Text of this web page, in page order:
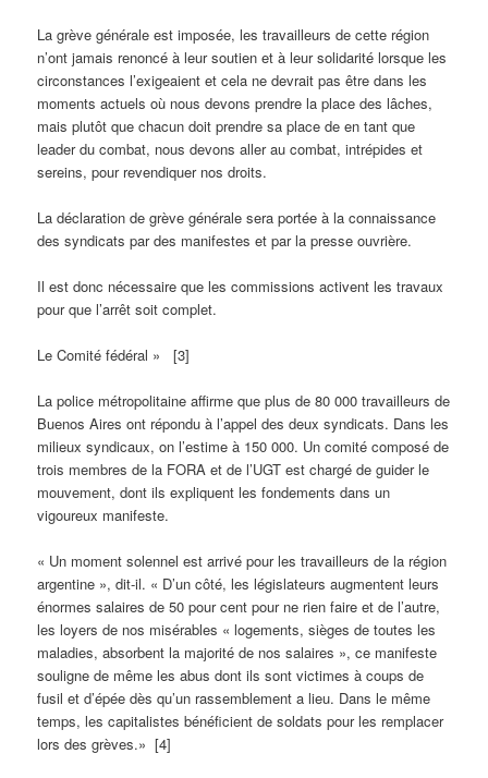
La grève générale est imposée, les travailleurs de cette région
n’ont jamais renoncé à leur soutien et à leur solidarité lorsque les
circonstances l’exigeaient et cela ne devrait pas être dans les
moments actuels où nous devons prendre la place des lâches,
mais plutôt que chacun doit prendre sa place de en tant que
leader du combat, nous devons aller au combat, intrépides et
sereins, pour revendiquer nos droits.
La déclaration de grève générale sera portée à la connaissance
des syndicats par des manifestes et par la presse ouvrière.
Il est donc nécessaire que les commissions activent les travaux
pour que l’arrêt soit complet.
Le Comité fédéral » [3]
La police métropolitaine affirme que plus de 80 000 travailleurs de
Buenos Aires ont répondu à l’appel des deux syndicats. Dans les
milieux syndicaux, on l’estime à 150 000. Un comité composé de
trois membres de la FORA et de l’UGT est chargé de guider le
mouvement, dont ils expliquent les fondements dans un
vigoureux manifeste.
« Un moment solennel est arrivé pour les travailleurs de la région
argentine », dit-il. « D’un côté, les législateurs augmentent leurs
énormes salaires de 50 pour cent pour ne rien faire et de l’autre,
les loyers de nos misérables « logements, sièges de toutes les
maladies, absorbent la majorité de nos salaires », ce manifeste
souligne de même les abus dont ils sont victimes à coups de
fusil et d’épée dès qu’un rassemblement a lieu. Dans le même
temps, les capitalistes bénéficient de soldats pour les remplacer
lors des grèves.» [4]